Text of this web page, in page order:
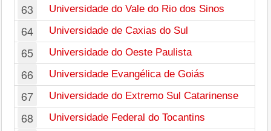
63 Universidade do Vale do Rio dos Sinos
64 Universidade de Caxias do Sul
65 Universidade do Oeste Paulista
66 Universidade Evangélica de Goiás
67 Universidade do Extremo Sul Catarinense
68 Universidade Federal do Tocantins